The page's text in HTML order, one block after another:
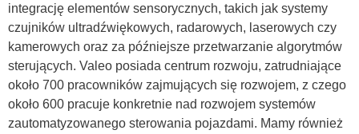
integrację elementów sensorycznych, takich jak systemy
czujników ultradźwiękowych, radarowych, laserowych czy
kamerowych oraz za późniejsze przetwarzanie algorytmów
sterujących. Valeo posiada centrum rozwoju, zatrudniające
około 700 pracowników zajmujących się rozwojem, z czego
około 600 pracuje konkretnie nad rozwojem systemów
zautomatyzowanego sterowania pojazdami. Mamy również